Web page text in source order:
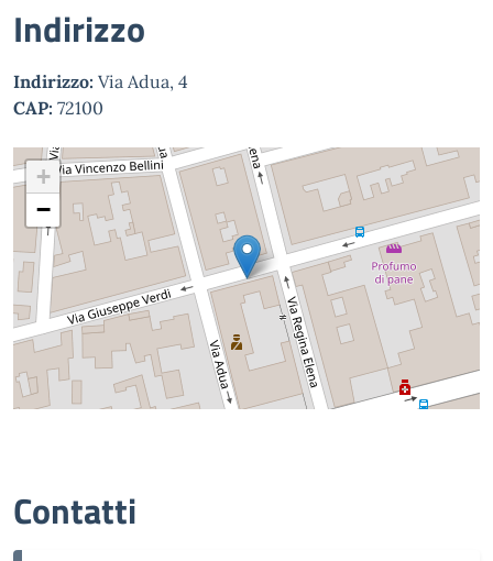
Indirizzo
Indirizzo: Via Adua, 4
CAP: 72100
+
−
Contatti